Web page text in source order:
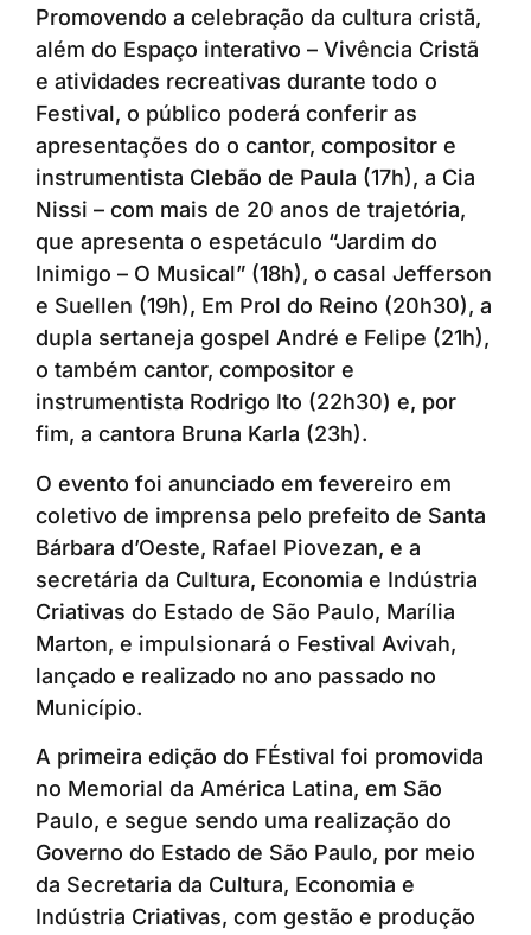
Promovendo a celebração da cultura cristã,
além do Espaço interativo – Vivência Cristã
e atividades recreativas durante todo o
Festival, o público poderá conferir as
apresentações do o cantor, compositor e
instrumentista Clebão de Paula (17h), a Cia
Nissi – com mais de 20 anos de trajetória,
que apresenta o espetáculo “Jardim do
Inimigo – O Musical” (18h), o casal Jefferson
e Suellen (19h), Em Prol do Reino (20h30), a
dupla sertaneja gospel André e Felipe (21h),
o também cantor, compositor e
instrumentista Rodrigo Ito (22h30) e, por
fim, a cantora Bruna Karla (23h).
O evento foi anunciado em fevereiro em
coletivo de imprensa pelo prefeito de Santa
Bárbara d’Oeste, Rafael Piovezan, e a
secretária da Cultura, Economia e Indústria
Criativas do Estado de São Paulo, Marília
Marton, e impulsionará o Festival Avivah,
lançado e realizado no ano passado no
Município.
A primeira edição do FÉstival foi promovida
no Memorial da América Latina, em São
Paulo, e segue sendo uma realização do
Governo do Estado de São Paulo, por meio
da Secretaria da Cultura, Economia e
Indústria Criativas, com gestão e produção